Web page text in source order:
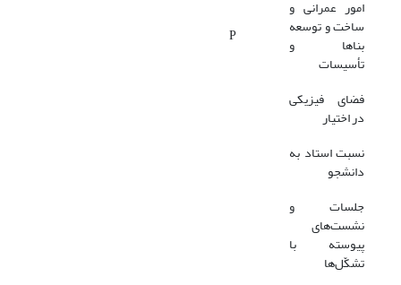
امور عمرانی و
ساخت و توسعه
بناها و
تأسیسات
P
فضای فیزیکی
در اختیار
نسبت استاد به
دانشجو
جلسات و
نشست‌های
پیوسته با
تشکّل‌ها